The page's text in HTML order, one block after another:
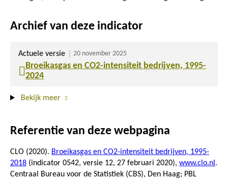
Archief van deze indicator
Actuele versie 20 november 2025
Broeikasgas en CO2-intensiteit bedrijven, 1995-
2024
Bekijk meer
Referentie van deze webpagina
CLO (2020). Broeikasgas en CO2-intensiteit bedrijven, 1995-
2018 (indicator 0542, versie 12, 27 februari 2020), www.clo.nl .
Centraal Bureau voor de Statistiek (CBS), Den Haag; PBL